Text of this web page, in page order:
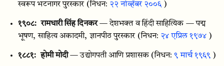
स्वरूप भटनागर पुरस्कार (निधन: २२ नोव्हेंबर २००६ )
१९०८: रामधारी सिंह दिनकर — देशभक्त व हिंदी साहित्यिक — पद्म
भूषण, साहित्य अकादमी, ज्ञानपीठ पुरस्कार (निधन: २४ एप्रिल १९७४ )
१८८१: होमी मोदी — उद्योगपती आणि प्रशासक (निधन:९ मार्च १९६९ )